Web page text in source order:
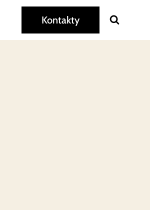
Kontakty